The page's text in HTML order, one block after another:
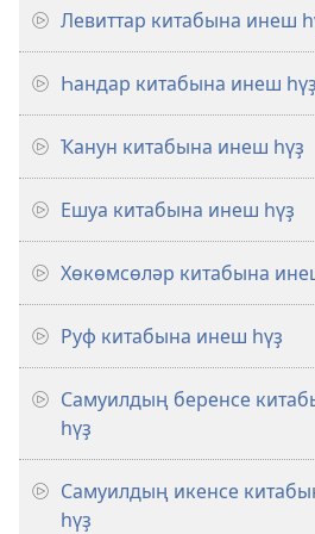
Левиттар китабына инеш
Һандар китабына инеш һүҙ
Ҡанун китабына инеш һүҙ
Ешуа китабына инеш һүҙ
Хөкөмсөләр китабына
Руф китабына инеш һүҙ
Самуилдың беренсе
һүҙ
Самуилдың икенсе
һүҙ